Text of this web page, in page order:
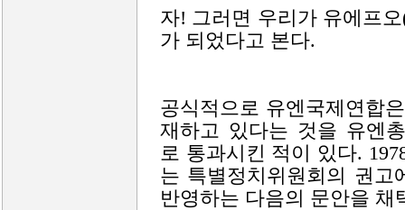
자! 그러면 우리가 유에프
가 되었다고 본다.
공식적으로 유엔국제연합
재하고 있다는 것을 유엔
로 통과시킨 적이 있다.
는 특별정치위원회의 권
반영하는 다음의 문안을 채